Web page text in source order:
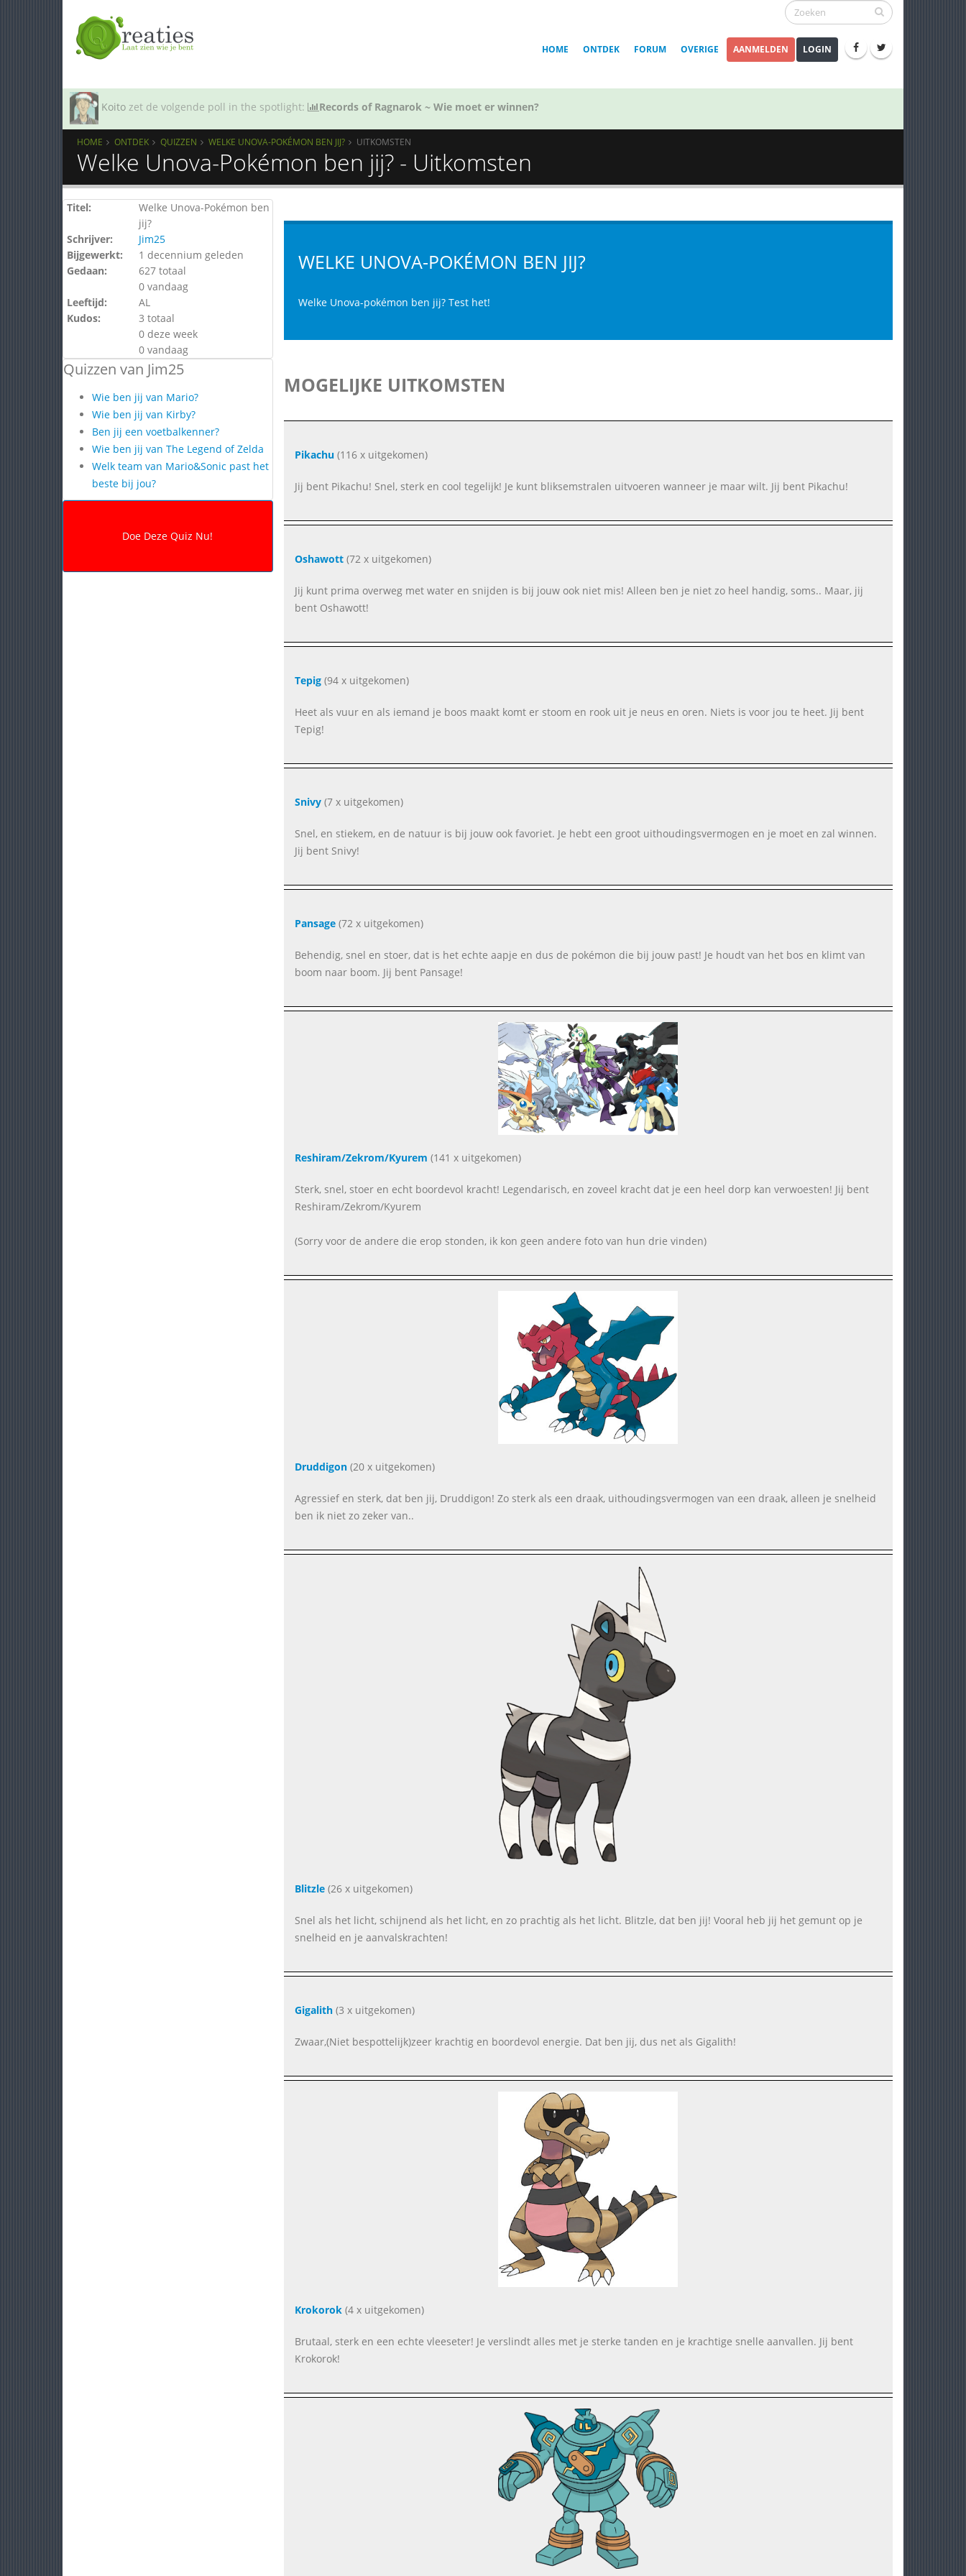
HOME ONTDEK FORUM OVERIGE AANMELDEN LOGIN
Koito zet de volgende poll in the spotlight: Voor welk team in Golden Kamuy ben jij?
HOME ONTDEK QUIZZEN WELKE UNOVA-POKÉMON BEN JIJ? UITKOMSTEN
Welke Unova-Pokémon ben jij? - Uitkomsten
Titel:
Welke Unova-Pokémon ben
jij?
Schrijver:
Jim25
Bijgewerkt:
1 decennium geleden
Gedaan:
627 totaal
0 vandaag
Leeftijd:
AL
Kudos:
3 totaal
0 deze week
0 vandaag
Quizzen van Jim25
Wie ben jij van Mario?
Wie ben jij van Kirby?
Ben jij een voetbalkenner?
Wie ben jij van The Legend of Zelda
Welk team van Mario&Sonic past het
beste bij jou?
WELKE UNOVA-POKÉMON BEN JIJ?
Welke Unova-pokémon ben jij? Test het!
MOGELIJKE UITKOMSTEN
Pikachu(116 x uitgekomen)
Jij bent Pikachu! Snel, sterk en cool tegelijk! Je kunt bliksemstralen uitvoeren wanneer je maar wilt. Jij bent Pikachu!
Oshawott(72 x uitgekomen)
Jij kunt prima overweg met water en snijden is bij jouw ook niet mis! Alleen ben je niet zo heel handig, soms.. Maar, jij
bent Oshawott!
Tepig(94 x uitgekomen)
Heet als vuur en als iemand je boos maakt komt er stoom en rook uit je neus en oren. Niets is voor jou te heet. Jij bent
Tepig!
Snivy(7 x uitgekomen)
Snel, en stiekem, en de natuur is bij jouw ook favoriet. Je hebt een groot uithoudingsvermogen en je moet en zal winnen.
Jij bent Snivy!
Pansage(72 x uitgekomen)
Behendig, snel en stoer, dat is het echte aapje en dus de pokémon die bij jouw past! Je houdt van het bos en klimt van
boom naar boom. Jij bent Pansage!
Reshiram/Zekrom/Kyurem (141 x uitgekomen)
Sterk, snel, stoer en echt boordevol kracht! Legendarisch, en zoveel kracht dat je een heel dorp kan verwoesten! Jij bent
Reshiram/Zekrom/Kyurem
(Sorry voor de andere die erop stonden, ik kon geen andere foto van hun drie vinden)
Druddigon(20 x uitgekomen)
Agressief en sterk, dat ben jij, Druddigon! Zo sterk als een draak, uithoudingsvermogen van een draak, alleen je snelheid
ben ik niet zo zeker van..
Blitzle(26 x uitgekomen)
Snel als het licht, schijnend als het licht, en zo prachtig als het licht. Blitzle, dat ben jij! Vooral heb jij het gemunt op je
snelheid en je aanvalskrachten!
Gigalith(3 x uitgekomen)
Zwaar,(Niet bespottelijk)zeer krachtig en boordevol energie. Dat ben jij, dus net als Gigalith!
Krokorok(4 x uitgekomen)
Brutaal, sterk en een echte vleeseter! Je verslindt alles met je sterke tanden en je krachtige snelle aanvallen. Jij bent
Krokorok!